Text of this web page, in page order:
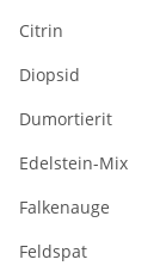
Citrin
Diopsid
Dumortierit
Edelstein-Mix
Falkenauge
Feldspat